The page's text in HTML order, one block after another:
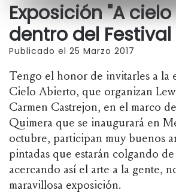
Exposición "A
dentro del
Publicado el 25 Marzo 2017
Tengo el honor de invitarles a la
Cielo Abierto, que organizan
Carmen Castrejon, en el marco
Quimera que se inaugurará en
octubre, participan muy buenos
pintadas que estarán colgando
acercando así el arte a la gente,
maravillosa exposición.